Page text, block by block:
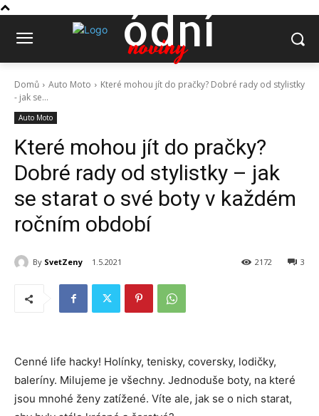
ódní
noviny
Domů Auto Moto
Které mohou jít do pračky? Dobré rady od stylistky
- jak se...
Auto Moto
Které mohou jít do pračky?
Dobré rady od stylistky – jak
se starat o své boty v každém
ročním období
By SvetZeny 1.5.2021 3
2172
Cenné life hacky! Holínky, tenisky, coversky, lodičky,
baleríny. Milujeme je všechny. Jednoduše boty, na které
jsou mnohé ženy zatížené. Víte ale, jak se o nich starat,